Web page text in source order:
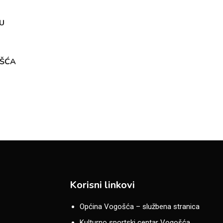
Korisni linkovi
Općina Vogošća – službena stranica